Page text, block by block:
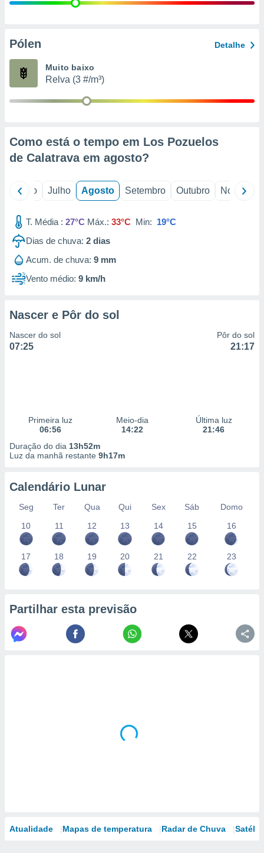
e
de
Pólen Detalhe
Muito baixo
Relva (3 #/m³)
Como está o tempo em Los Pozuelos
de Calatrava em agosto?
Junho Julho Agosto Setembro Outubro Novembro
T. Média : 27°C Máx.: 33°C Min: 19°C
Dias de chuva: 2 dias
Acum. de chuva: 9 mm
Vento médio: 9 km/h
Nascer e Pôr do sol
Nascer do sol
07:25
Pôr do sol
21:17
Primeira luz
06:56
Meio-dia
14:22
Última luz
21:46
Duração do dia 13h52m
Luz da manhã restante 9h17m
Calendário Lunar
Seg Ter Qua Qui Sex Sáb
Domo
10
11 12 13 14 15 16
17 18 19 20 21 22 23
Partilhar esta previsão
Atualidade Mapas de temperatura Radar de Chuva